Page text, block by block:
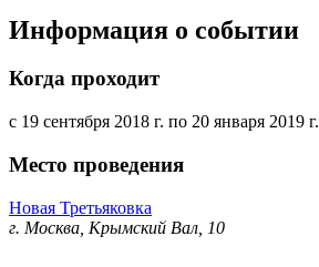
Информация о событии
Когда проходит
с 19 сентября 2018 г. по 20 января 2019 г.
Место проведения
Новая Третьяковка
г. Москва, Крымский Вал, 10